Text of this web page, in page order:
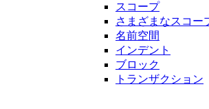
スコープ
さまざまなスコー
名前空間
インデント
ブロック
トランザクション